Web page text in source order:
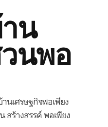
น
นพอ
นเศรษฐกิจพอเพียง
สร้างสรรค์ พอเพียง